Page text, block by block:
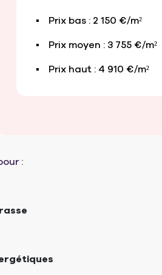
Prix bas : 2 150 €/m²
Prix moyen : 3 755 €/m²
Prix haut : 4 910 €/m²
: